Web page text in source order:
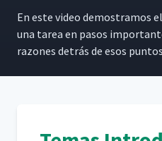
En este video demostramos
una tarea en pasos
razones detrás de esos